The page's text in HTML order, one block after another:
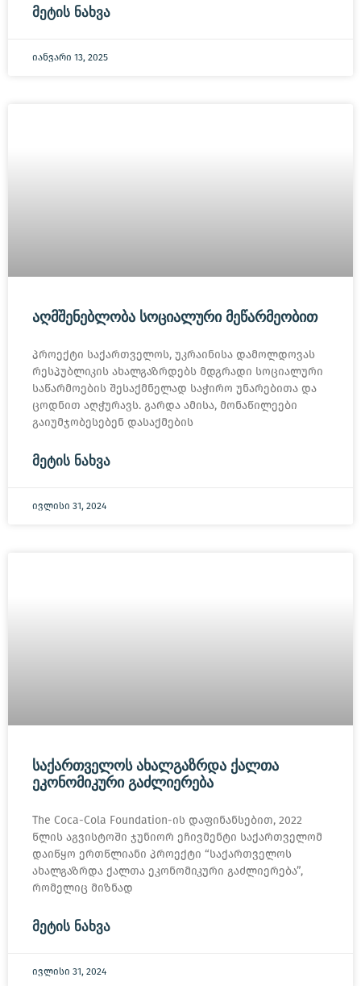
ᲛᲔᲢᲘᲡ ᲜᲐᲮᲕᲐ
იანვარი 13, 2025
ᲐᲦᲛᲨᲔᲜᲔᲑᲚᲝᲑᲐ ᲡᲝᲪᲘᲐᲚᲣᲠᲘ ᲛᲔᲬᲐᲠᲛᲔᲝᲑᲘᲗ
პროექტი საქართველოს, უკრაინისა დამოლდოვას
რესპუბლიკის ახალგაზრდებს მდგრადი სოციალური
საწარმოების შესაქმნელად საჭირო უნარებითა და
ცოდნით აღჭურავს. გარდა ამისა, მონაწილეები
გაიუმჯობესებენ დასაქმების
ᲛᲔᲢᲘᲡ ᲜᲐᲮᲕᲐ
ივლისი 31, 2024
ᲡᲐᲥᲐᲠᲗᲕᲔᲚᲝᲡ ᲐᲮᲐᲚᲒᲐᲖᲠᲓᲐ ᲥᲐᲚᲗᲐ
ᲔᲙᲝᲜᲝᲛᲘᲙᲣᲠᲘ ᲒᲐᲫᲚᲘᲔᲠᲔᲑᲐ
The Coca-Cola Foundation-ის დაფინანსებით, 2022
წლის აგვისტოში ჯუნიორ ეჩივმენტი საქართველომ
დაიწყო ერთწლიანი პროექტი “საქართველოს
ახალგაზრდა ქალთა ეკონომიკური გაძლიერება”,
რომელიც მიზნად
ᲛᲔᲢᲘᲡ ᲜᲐᲮᲕᲐ
ივლისი 31, 2024